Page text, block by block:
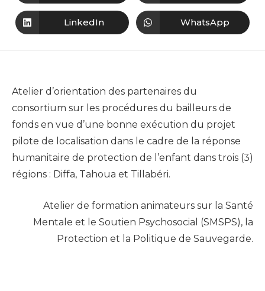
LinkedIn WhatsApp
Atelier d’orientation des partenaires du
consortium sur les procédures du bailleurs de
fonds en vue d’une bonne exécution du projet
pilote de localisation dans le cadre de la réponse
humanitaire de protection de l’enfant dans trois (3)
régions : Diffa, Tahoua et Tillabéri.
Atelier de formation animateurs sur la Santé
Mentale et le Soutien Psychosocial (SMSPS), la
Protection et la Politique de Sauvegarde.